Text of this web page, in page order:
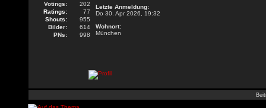
Votings:
202
Ratings:
77
Shouts:
955
Bilder:
614
PNs:
998
Letzte Anmeldung:
Do 30. Apr 2026, 19:32
Wohnort:
München